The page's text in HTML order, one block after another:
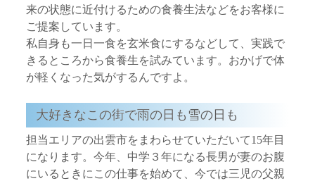
来の状態に近付けるための食養生法などをお客様に
ご提案しています。
私自身も一日一食を玄米食にするなどして、実践で
きるところから食養生を試みています。おかげで体
が軽くなった気がするんですよ。
大好きなこの街で雨の日も雪の日も
担当エリアの出雲市をまわらせていただいて15年目
になります。今年、中学３年になる長男が妻のお腹
にいるときにこの仕事を始めて、今では三児の父親